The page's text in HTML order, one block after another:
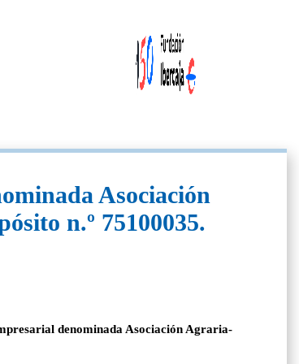
Asociación
n.º 75100035.
denominada Asociación Agraria-